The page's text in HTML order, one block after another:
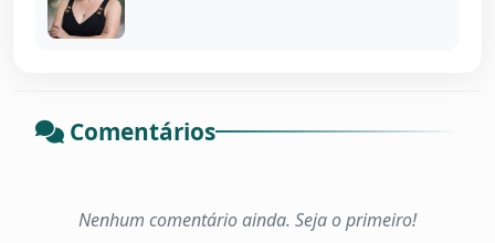
Comentários
Nenhum comentário ainda. Seja o primeiro!